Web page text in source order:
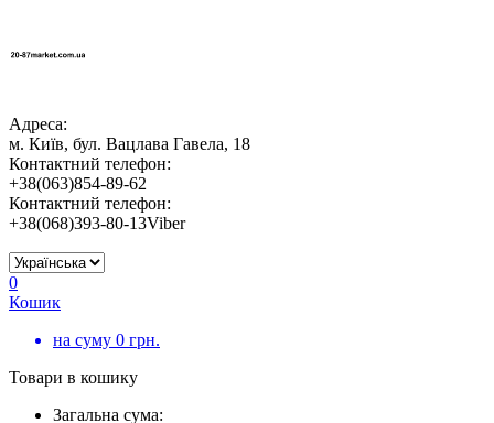
Адреса:
м. Київ, бул. Вацлава Гавела, 18
Контактний телефон:
+38(063)854-89-62
Контактний телефон:
+38(068)393-80-13Viber
0
Кошик
на суму 0 грн.
Товари в кошику
Загальна сума: